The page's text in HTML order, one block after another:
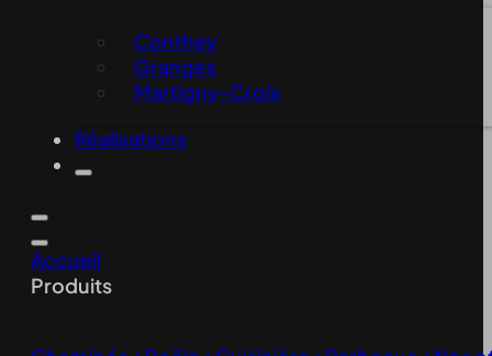
Conthey
Granges
Martigny-Croix
Réalisations
Accueil
Produits